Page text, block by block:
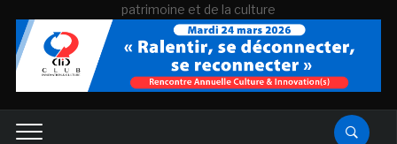
patrimoine et de la culture